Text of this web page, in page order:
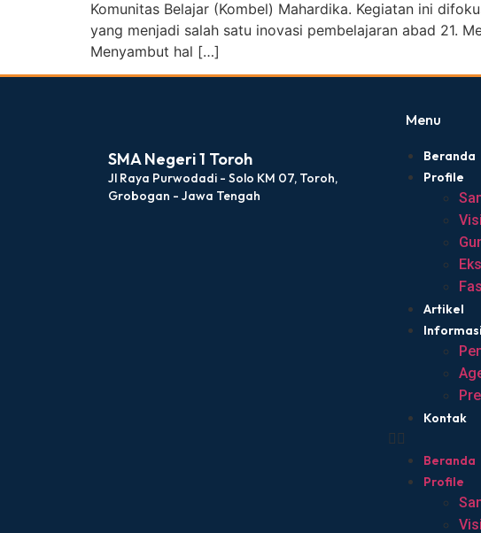
Komunitas Belajar (Kombel) Mahardika. Kegiatan ini
yang menjadi salah satu inovasi pembelajaran abad 21.
Menyambut hal […]
SMA Negeri 1 Toroh
Jl Raya Purwodadi - Solo KM 07, Toroh,
Grobogan - Jawa Tengah
Menu
Beranda
Profile
Artikel
Informasi
Kontak
Beranda
Profile